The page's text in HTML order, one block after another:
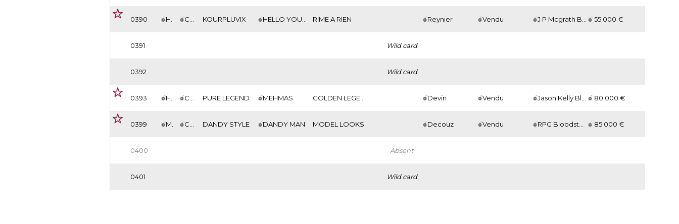
0390 H. CAE KOURPLUVIX HELLO YOUMZAIN RIME A RIEN Reynier Vendu J P Mcgrath Bloodstock / D. McCAIN 55 000 €
0391 Wild card
0392 Wild card
0393 H. CAE PURE LEGEND MEHMAS GOLDEN LEGEND Devin Vendu Jason Kelly Bloodstock Limited 80 000 €
0399 M. CAE DANDY STYLE DANDY MAN MODEL LOOKS Decouz Vendu RPG Bloodstock / Ian WILLIAMS 85 000 €
0400 Absent
0401 Wild card